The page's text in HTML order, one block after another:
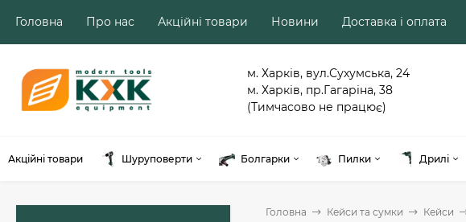
Головна Про нас Акційні товари Новини Доставка і оплата
м. Харків, вул.Сухумська, 24
м. Харків, пр.Гагаріна, 38
(Тимчасово не працює)
Акційні товари Шуруповерти Болгарки Пилки Дрилі
Головна Кейси та сумки Кейси